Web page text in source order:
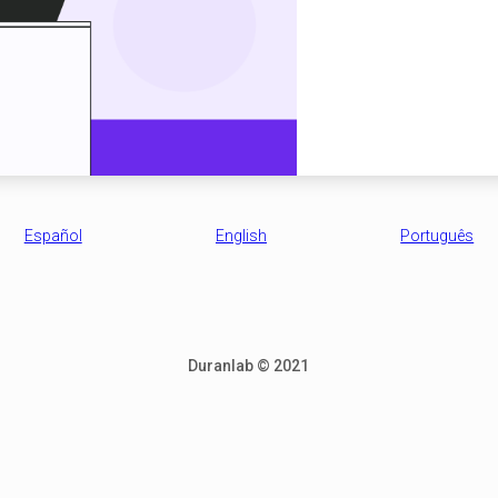
Español English Português
Duranlab © 2021